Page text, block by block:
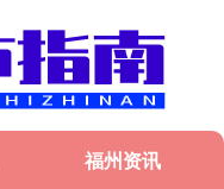
福州资讯